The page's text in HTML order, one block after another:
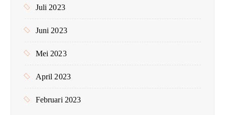
Juli 2023
Juni 2023
Mei 2023
April 2023
Februari 2023